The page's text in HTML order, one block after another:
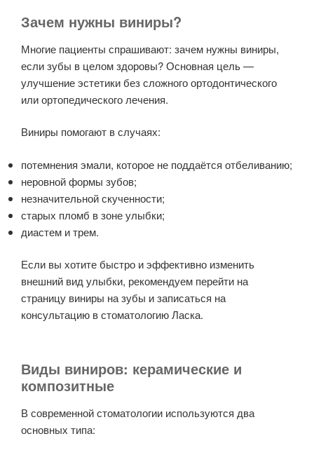
Зачем нужны виниры?
Многие пациенты спрашивают: зачем нужны виниры,
если зубы в целом здоровы? Основная цель —
улучшение эстетики без сложного ортодонтического
или ортопедического лечения.
Виниры помогают в случаях:
потемнения эмали, которое не поддаётся отбеливанию;
неровной формы зубов;
незначительной скученности;
старых пломб в зоне улыбки;
диастем и трем.
Если вы хотите быстро и эффективно изменить
внешний вид улыбки, рекомендуем перейти на
страницу виниры на зубы и записаться на
консультацию в стоматологию Ласка.
Виды виниров: керамические и
композитные
В современной стоматологии используются два
основных типа: